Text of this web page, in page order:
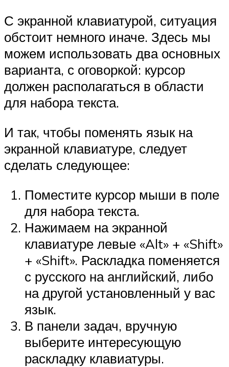
С экранной клавиатурой, ситуация
обстоит немного иначе. Здесь мы
можем использовать два основных
варианта, с оговоркой: курсор
должен располагаться в области
для набора текста.
И так, чтобы поменять язык на
экранной клавиатуре, следует
сделать следующее:
Поместите курсор мыши в поле
для набора текста.
Нажимаем на экранной
клавиатуре левые «Alt» + «Shift»
+ «Shift». Раскладка поменяется
с русского на английский, либо
на другой установленный у вас
язык.
В панели задач, вручную
выберите интересующую
раскладку клавиатуры.